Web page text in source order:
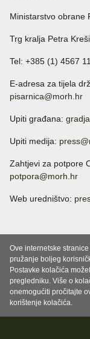
Ministarstvo obrane
Trg kralja Petra
Tel: +385 (1) 4567
E-adresa za tijela
pisarnica@morh.hr
Upiti građana:
Upiti medija:
Zahtjevi za potpore
potpora@morh.hr
Web uredništvo:
Ove internetske
pružanje boljeg
Postavke kolačića
pregledniku. Više o
onemogućiti pročitajte
korištenje kolačića.